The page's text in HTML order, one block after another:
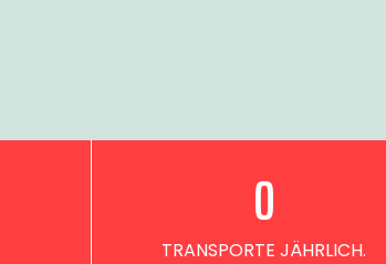
TRANSPORTE JÄHRLICH.
0